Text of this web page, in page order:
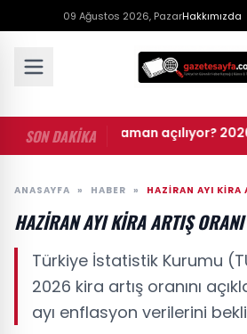
09 Ağustos 2026, PazarHakkımızda
SON DAKİKA
• Okullar ne zaman açılıyor? 2026-
ANASAYFA » HABER » HAZIRAN AYI
HAZIRAN AYI KIRA ARTIŞ
Türkiye İstatistik Kurumu
2026 kira artış oranını
ayı enflasyon verilerini